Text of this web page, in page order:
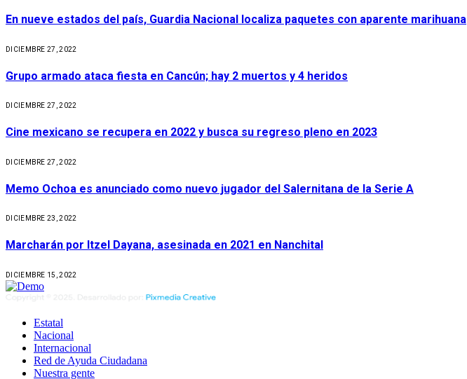
En nueve estados del país, Guardia Nacional localiza paquetes con aparente marihuana
DICIEMBRE 27, 2022
Grupo armado ataca fiesta en Cancún; hay 2 muertos y 4 heridos
DICIEMBRE 27, 2022
Cine mexicano se recupera en 2022 y busca su regreso pleno en 2023
DICIEMBRE 27, 2022
Memo Ochoa es anunciado como nuevo jugador del Salernitana de la Serie A
DICIEMBRE 23, 2022
Marcharán por Itzel Dayana, asesinada en 2021 en Nanchital
DICIEMBRE 15, 2022
Estatal
Nacional
Internacional
Red de Ayuda Ciudadana
Nuestra gente